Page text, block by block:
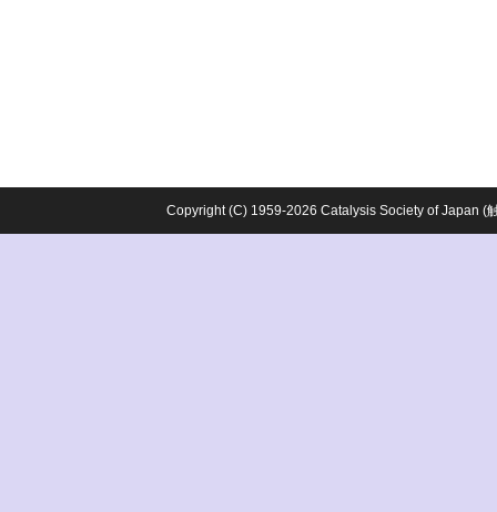
Copyright (C) 1959-2026 Catalysis Society of Japan (